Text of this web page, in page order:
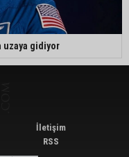
uzaya gidiyor
İletişim
RSS